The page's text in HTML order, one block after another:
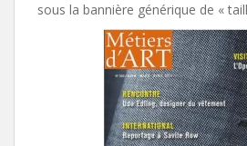
sous la bannière générique de «